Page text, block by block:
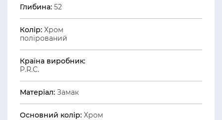
Глибина: 52
Колір: Хром
полірований
Країна виробник:
P.R.C.
Матеріал: Замак
Основний колір: Хром